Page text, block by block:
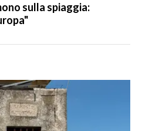
sulla spiaggia: